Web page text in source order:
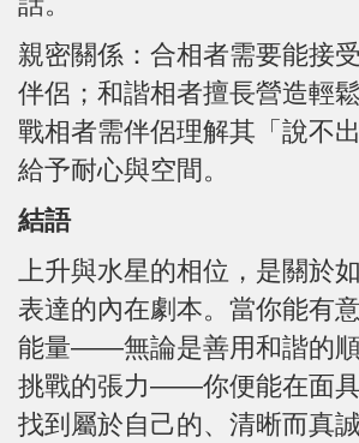
親密關係：合相者需要能接
伴侶；和諧相者擅長營造輕
戰相者需伴侶理解其「說不
給予耐心與空間。
結語
上升與水星的相位，是關於
表達的內在劇本。當你能有
能量——無論是善用和諧的
挑戰的張力——你便能在面具
找到屬於自己的、清晰而真